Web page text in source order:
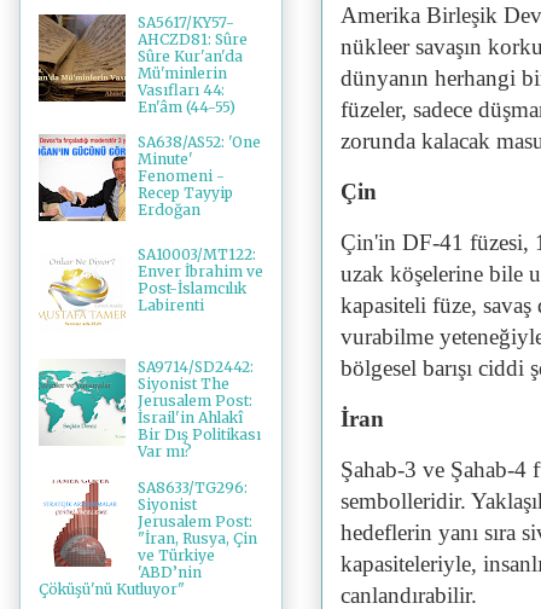
Amerika Birleşik
nükleer savaşın
dünyanın herhangi
füzeler, sadece
zorunda kalacak
Çin
Çin'in DF-41 füzesi,
uzak köşelerine bile
kapasiteli füze,
vurabilme
bölgesel barışı ciddi
İran
Şahab-3 ve Şahab-4
sembolleridir.
hedeflerin yanı sıra
kapasiteleriyle,
canlandırabilir.
SA5617/KY57-
AHCZD81: Sûre
Sûre Kur'an'da
Mü'minlerin
Vasıfları 44:
En'âm (44-55)
SA638/AS52: 'One
Minute'
Fenomeni -
Recep Tayyip
Erdoğan
SA10003/MT122:
Enver İbrahim ve
Post-İslamcılık
Labirenti
SA9714/SD2442:
Siyonist The
Jerusalem Post:
İsrail'in Ahlakî
Bir Dış Politikası
Var mı?
SA8633/TG296:
Siyonist
Jerusalem Post:
"İran, Rusya, Çin
ve Türkiye
'ABD’nin
Çöküşü'nü Kutluyor"